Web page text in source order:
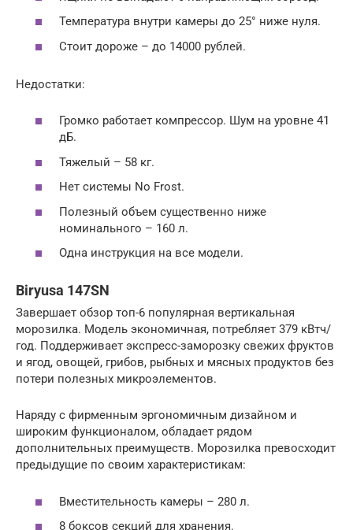
Температура внутри камеры до 25° ниже нуля.
Стоит дороже – до 14000 рублей.
Недостатки:
Громко работает компрессор. Шум на уровне 41
дБ.
Тяжелый – 58 кг.
Нет системы No Frost.
Полезный объем существенно ниже
номинального – 160 л.
Одна инструкция на все модели.
Biryusa 147SN
Завершает обзор топ-6 популярная вертикальная
морозилка. Модель экономичная, потребляет 379 кВтч/
год. Поддерживает экспресс-заморозку свежих фруктов
и ягод, овощей, грибов, рыбных и мясных продуктов без
потери полезных микроэлементов.
Наряду с фирменным эргономичным дизайном и
широким функционалом, обладает рядом
дополнительных преимуществ. Морозилка превосходит
предыдущие по своим характеристикам:
Вместительность камеры – 280 л.
8 боксов секций для хранения.